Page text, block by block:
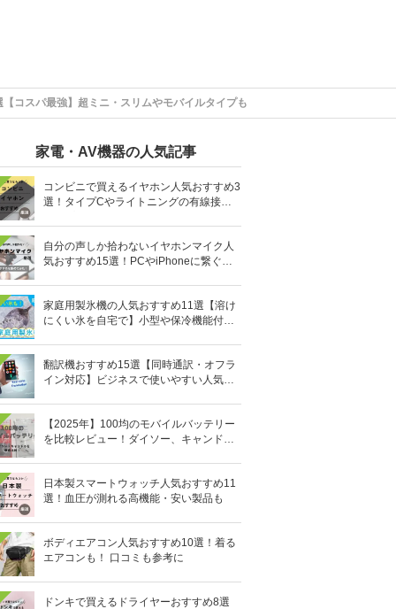
コスパ最強】超ミニ・スリムやモバイルタイプも
家電・AV機器の人気記事
コンビニで買えるイヤホン人気おすすめ3
選！タイプCやライトニングの有線接続
自分の声しか拾わないイヤホンマイク人
気おすすめ15選！PCやiPhoneに繋ぐ有
家庭用製氷機の人気おすすめ11選【溶け
にくい氷を自宅で】小型や保冷機能付き
翻訳機おすすめ15選【同時通訳・オフラ
イン対応】ビジネスで使いやすい人気の
【2025年】100均のモバイルバッテリー
を比較レビュー！ダイソー、キャンドゥ
日本製スマートウォッチ人気おすすめ11
選！血圧が測れる高機能・安い製品も
ボディエアコン人気おすすめ10選！着る
エアコンも！ 口コミも参考に
ドンキで買えるドライヤーおすすめ8選